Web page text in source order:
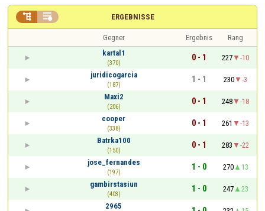
ERGEBNISSE
 
Gegner Ergebnis
Rang
kartal1
(370)
0 - 1 227
-10
juridicogarcia
(187)
1 - 1 230
-3
Maxi2
(206)
0 - 1 248
-18
cooper
(338)
0 - 1 261
-13
Batrka100
(150)
0 - 1 283
-22
jose_fernandes
(197)
1 - 0 270
13
gambirstasiun
(403)
1 - 0 247
23
2965